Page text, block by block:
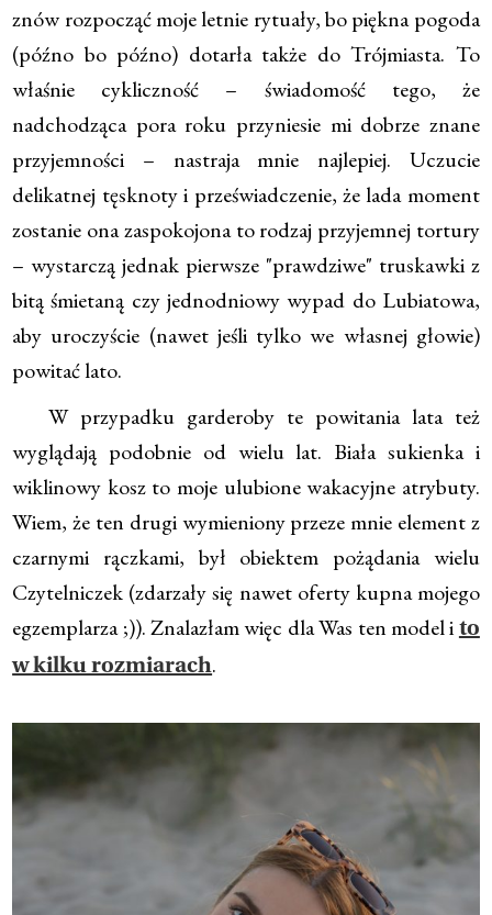
znów rozpocząć moje letnie rytuały, bo piękna pogoda
(późno bo późno) dotarła także do Trójmiasta. To
właśnie cykliczność – świadomość tego, że
nadchodząca pora roku przyniesie mi dobrze znane
przyjemności – nastraja mnie najlepiej. Uczucie
delikatnej tęsknoty i przeświadczenie, że lada moment
zostanie ona zaspokojona to rodzaj przyjemnej tortury
– wystarczą jednak pierwsze "prawdziwe" truskawki z
bitą śmietaną czy jednodniowy wypad do Lubiatowa,
aby uroczyście (nawet jeśli tylko we własnej głowie)
powitać lato.
W przypadku garderoby te powitania lata też
wyglądają podobnie od wielu lat. Biała sukienka i
wiklinowy kosz to moje ulubione wakacyjne atrybuty.
Wiem, że ten drugi wymieniony przeze mnie element z
czarnymi rączkami, był obiektem pożądania wielu
Czytelniczek (zdarzały się nawet oferty kupna mojego
egzemplarza ;)). Znalazłam więc dla Was ten model i to
w kilku rozmiarach.